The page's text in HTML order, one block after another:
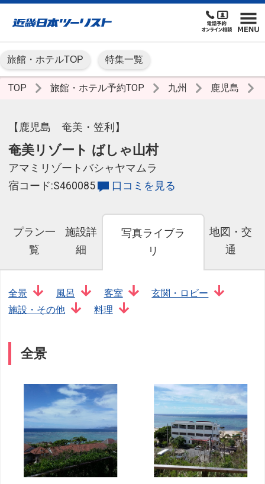
旅館・ホテルTOP 特集一覧
TOP 旅館・ホテル予約TOP 九州 鹿児島
【鹿児島 奄美・笠利】
奄美リゾート ばしゃ山村
アマミリゾートバシャヤマムラ
宿コード:S460085
口コミを見る
プラン一
覧
施設詳
細
写真ライブラ
リ
地図・交
通
全景 風呂 客室
玄関・ロビー
施設・その他
料理
全景